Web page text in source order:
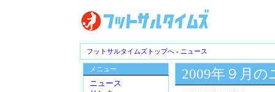
フットサルタイムズトップへ - ニュース
メニュー
ニュース
2009年９月の